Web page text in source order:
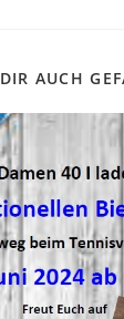
AUCH